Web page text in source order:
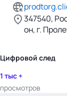
347540,
он, г.
Цифровой след
1 тыс +
просмотров